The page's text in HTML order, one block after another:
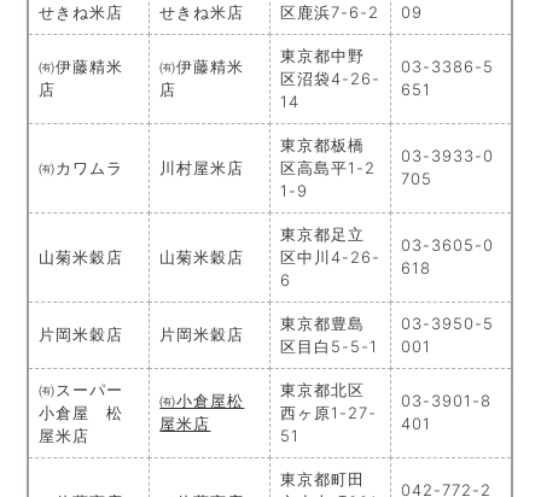
せきね米店
せきね米店
区鹿浜7-6-2
09
㈲伊藤精米
店
㈲伊藤精米
店
東京都中野
区沼袋4-26-
14
03-3386-5
651
㈲カワムラ 川村屋米店
東京都板橋
区高島平1-2
1-9
03-3933-0
705
山菊米穀店 山菊米穀店
東京都足立
区中川4-26-
6
03-3605-0
618
片岡米穀店 片岡米穀店
東京都豊島
区目白5-5-1
03-3950-5
001
㈲スーパー
小倉屋 松
屋米店
㈲小倉屋松
屋米店
東京都北区
西ヶ原1-27-
51
03-3901-8
401
東京都町田
042-772-2